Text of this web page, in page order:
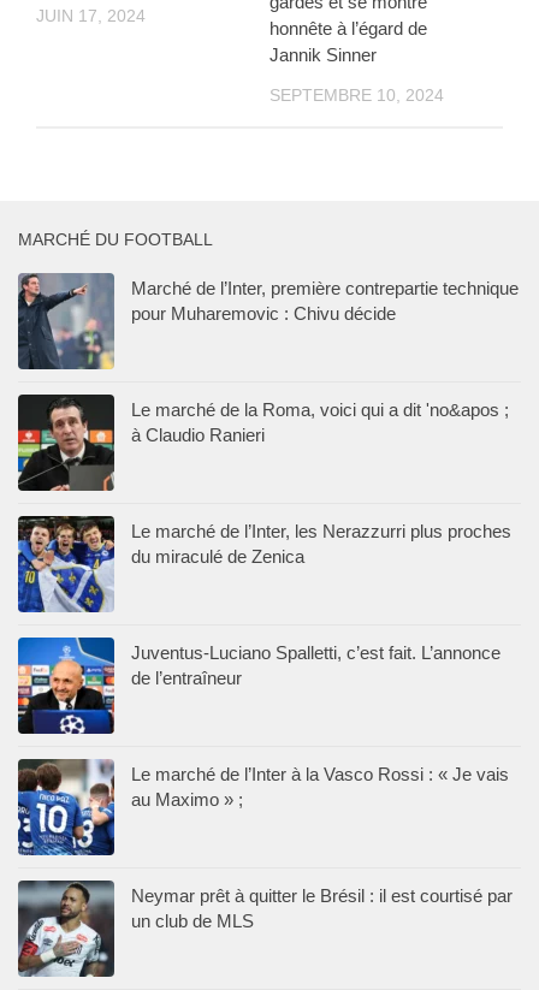
JUIN 17, 2024
honnête à l’égard de
Jannik Sinner
SEPTEMBRE 10, 2024
MARCHÉ DU FOOTBALL
Marché de l’Inter, première contrepartie technique
pour Muharemovic : Chivu décide
Le marché de la Roma, voici qui a dit 'no&apos ;
à Claudio Ranieri
Le marché de l’Inter, les Nerazzurri plus proches
du miraculé de Zenica
Juventus-Luciano Spalletti, c’est fait. L’annonce
de l’entraîneur
Le marché de l’Inter à la Vasco Rossi : « Je vais
au Maximo » ;
Neymar prêt à quitter le Brésil : il est courtisé par
un club de MLS